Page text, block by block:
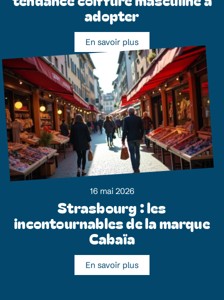
adopter
En savoir plus
16 mai 2026
Strasbourg : les
incontournables de la marque
Cabaïa
En savoir plus